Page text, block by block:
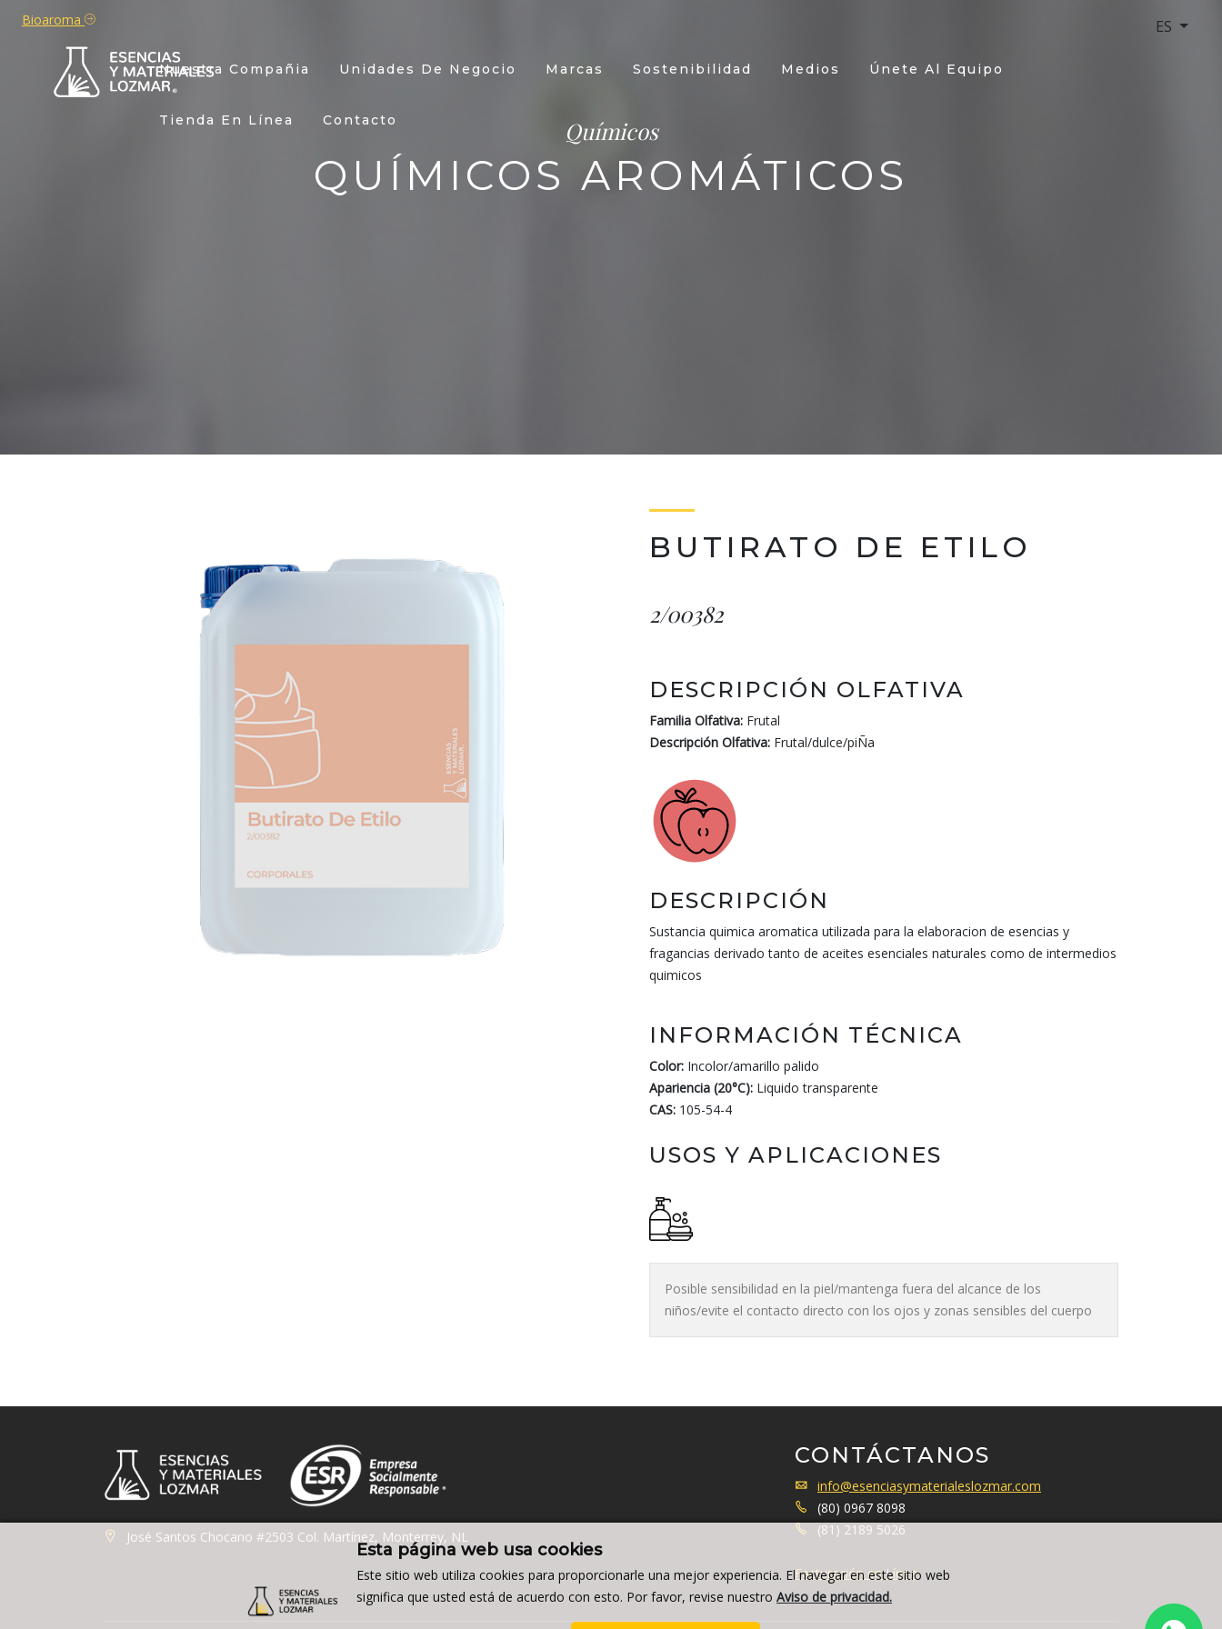
Esta página web usa cookies
Este sitio web utiliza cookies para proporcionarle una mejor experiencia. El navegar en este sitio web
significa que usted está de acuerdo con esto. Por favor, revise nuestro Aviso de privacidad.
Bioaroma ES
Nuestra Compañia Unidades De Negocio Marcas Sostenibilidad Medios Únete Al Equipo
Tienda En Línea Contacto Químicos
QUÍMICOS AROMÁTICOS
BUTIRATO DE ETILO
2/00382
DESCRIPCIÓN OLFATIVA
Familia Olfativa: Frutal
Descripción Olfativa: Frutal/dulce/piÑa
DESCRIPCIÓN
Sustancia quimica aromatica utilizada para la elaboracion de esencias y
fragancias derivado tanto de aceites esenciales naturales como de intermedios
quimicos
INFORMACIÓN TÉCNICA
Color: Incolor/amarillo palido
Apariencia (20°C): Liquido transparente
CAS: 105-54-4
USOS Y APLICACIONES
Posible sensibilidad en la piel/mantenga fuera del alcance de los
niños/evite el contacto directo con los ojos y zonas sensibles del cuerpo
José Santos Chocano #2503 Col. Martínez, Monterrey, NL
CONTÁCTANOS
info@esenciasymaterialeslozmar.com
(80) 0967 8098
(81) 2189 5026
Facturación en Línea